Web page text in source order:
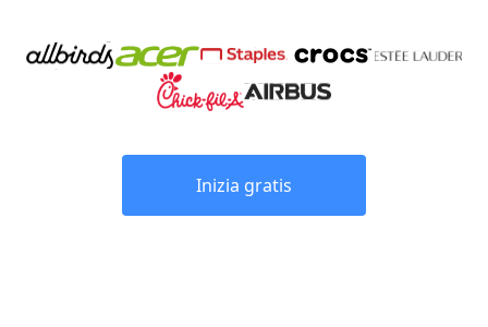
Inizia gratis